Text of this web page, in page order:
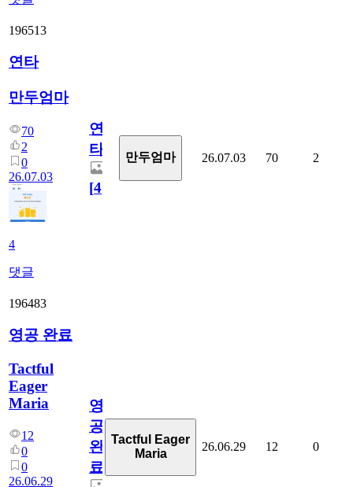
196513
연타
만두엄마
70
2
0
26.07.03
4
댓글
연
타
[4]
만두엄마 26.07.03 70 2
196483
영공 완료
Tactful
Eager
Maria
12
0
0
26.06.29
영
공
완
료
Tactful Eager
Maria
26.06.29 12 0